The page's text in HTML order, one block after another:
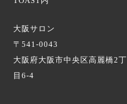
大阪サロン
〒541-0043
大阪府大阪市中央区高麗橋2丁
目6-4